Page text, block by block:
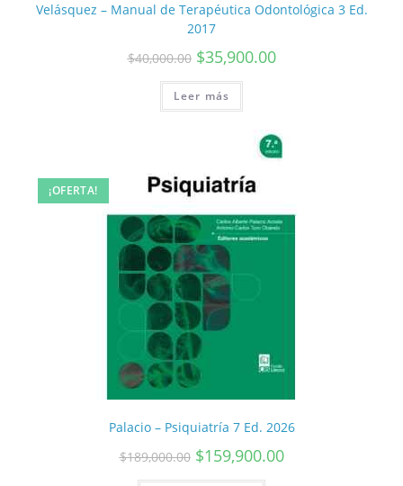
Velásquez – Manual de Terapéutica Odontológica 3 Ed.
2017
$40,000.00 $35,900.00
Leer más
¡OFERTA!
Palacio – Psiquiatría 7 Ed. 2026
$189,000.00 $159,900.00